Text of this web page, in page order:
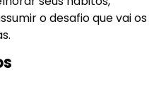
o desafio que vai os